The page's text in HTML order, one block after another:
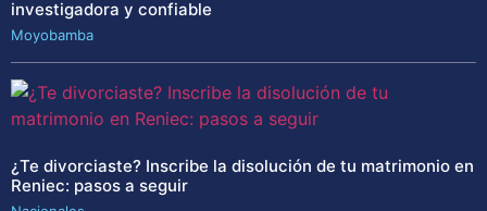
investigadora y confiable
Moyobamba
¿Te divorciaste? Inscribe la disolución de tu matrimonio en
Reniec: pasos a seguir